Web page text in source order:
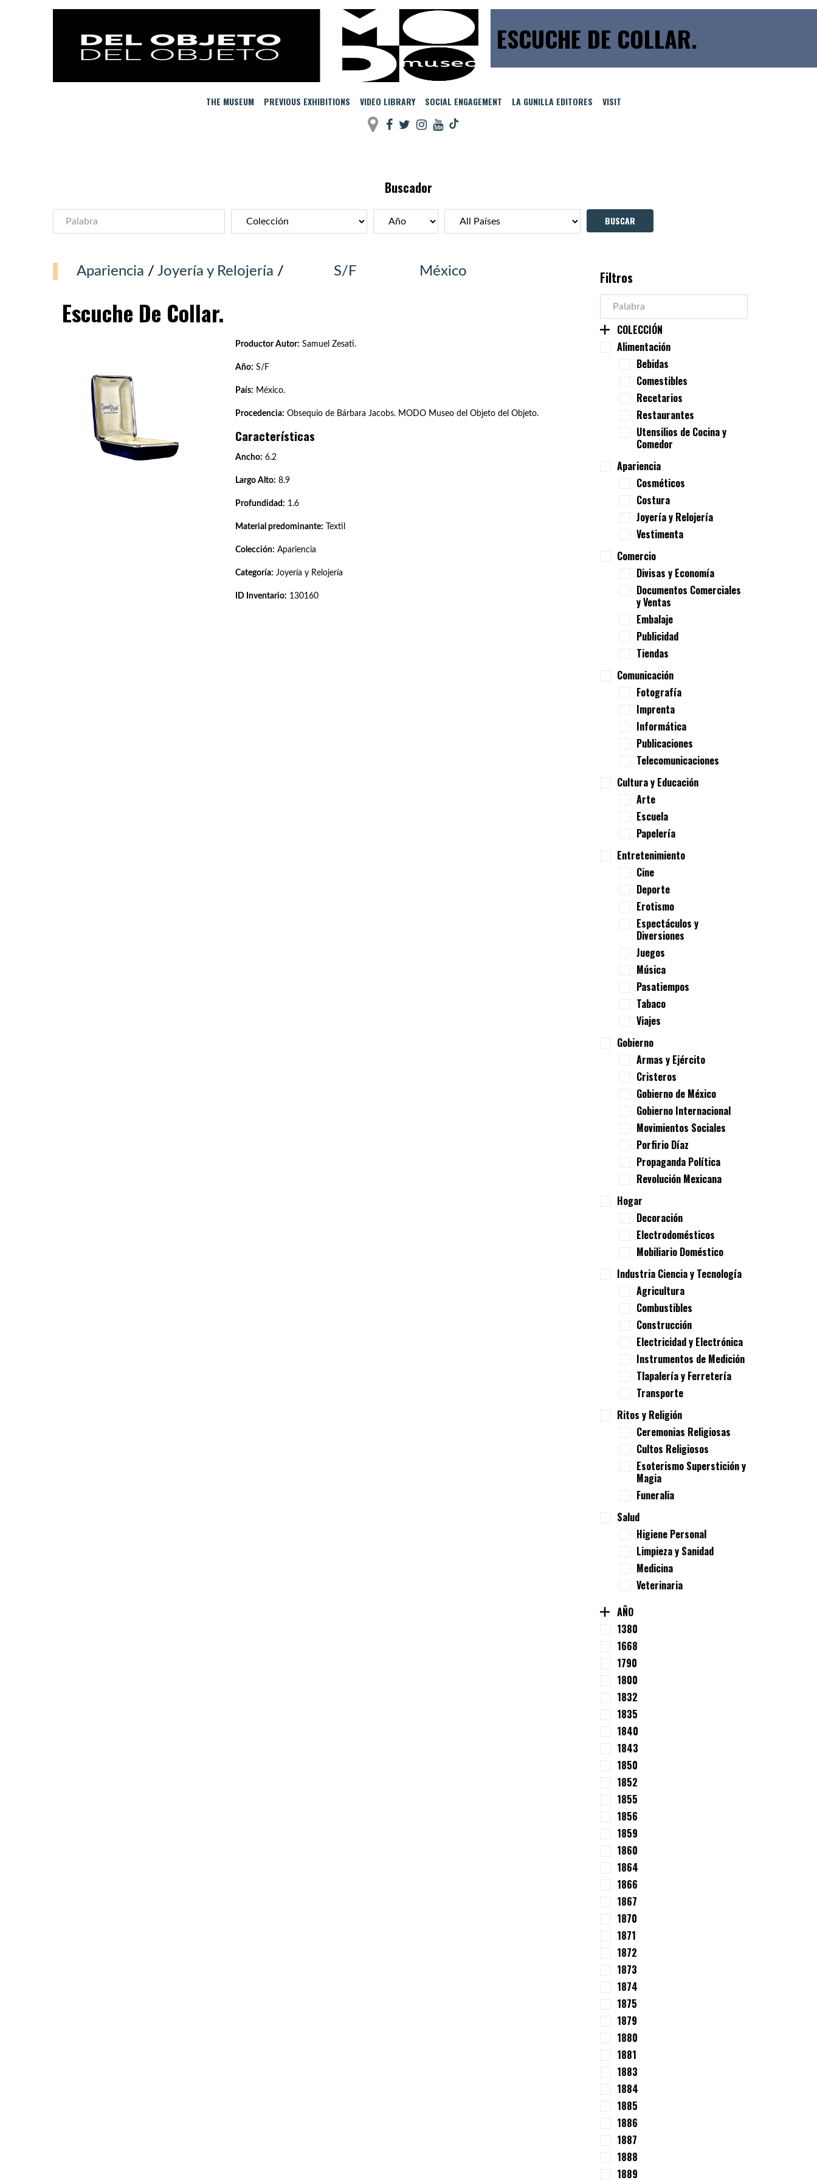
ESCUCHE DE COLLAR.
THE MUSEUM PREVIOUS EXHIBITIONS VIDEO LIBRARY SOCIAL ENGAGEMENT LA GUNILLA EDITORES VISIT
Buscador
Apariencia / Joyería y Relojería / S/F México
Escuche De Collar.
Productor Autor: Samuel Zesati.
Año: S/F
País: México.
Procedencia: Obsequio de Bárbara Jacobs. MODO Museo del Objeto del Objeto.
Características
Ancho: 6.2
Largo Alto: 8.9
Profundidad: 1.6
Material predominante: Textil
Colección: Apariencia
Categoría: Joyería y Relojería
ID Inventario: 130160
Filtros
COLECCIÓN
Alimentación
Bebidas
Comestibles
Recetarios
Restaurantes
Utensilios de Cocina y
Comedor
Apariencia
Cosméticos
Costura
Joyería y Relojería
Vestimenta
Comercio
Divisas y Economía
Documentos Comerciales
y Ventas
Embalaje
Publicidad
Tiendas
Comunicación
Fotografía
Imprenta
Informática
Publicaciones
Telecomunicaciones
Cultura y Educación
Arte
Escuela
Papelería
Entretenimiento
Cine
Deporte
Erotismo
Espectáculos y
Diversiones
Juegos
Música
Pasatiempos
Tabaco
Viajes
Gobierno
Armas y Ejército
Cristeros
Gobierno de México
Gobierno Internacional
Movimientos Sociales
Porfirio Díaz
Propaganda Política
Revolución Mexicana
Hogar
Decoración
Electrodomésticos
Mobiliario Doméstico
Industria Ciencia y Tecnología
Agricultura
Combustibles
Construcción
Electricidad y Electrónica
Instrumentos de Medición
Tlapalería y Ferretería
Transporte
Ritos y Religión
Ceremonias Religiosas
Cultos Religiosos
Esoterismo Superstición y
Magia
Funeralia
Salud
Higiene Personal
Limpieza y Sanidad
Medicina
Veterinaria
AÑO
1380
1668
1790
1800
1832
1835
1840
1843
1850
1852
1855
1856
1859
1860
1864
1866
1867
1870
1871
1872
1873
1874
1875
1879
1880
1881
1883
1884
1885
1886
1887
1888
1889